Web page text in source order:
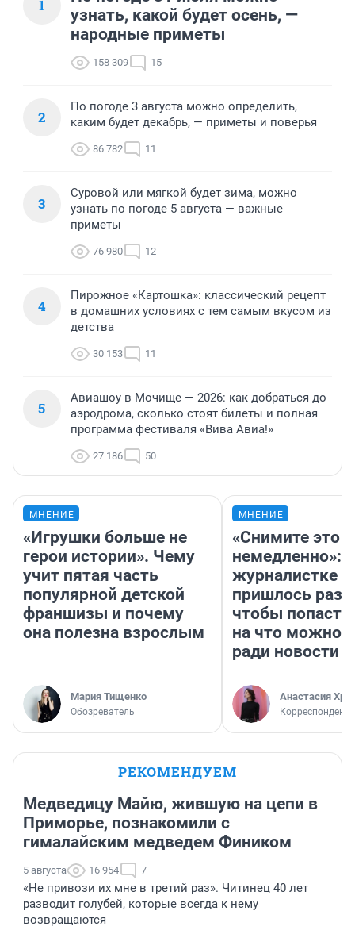
1
узнать, какой будет осень, —
народные приметы
158 309 15
2
По погоде 3 августа можно определить,
каким будет декабрь, — приметы и поверья
86 782 11
3
Суровой или мягкой будет зима, можно
узнать по погоде 5 августа — важные
приметы
76 980 12
4
Пирожное «Картошка»: классический рецепт
в домашних условиях с тем самым вкусом из
детства
30 153 11
5
Авиашоу в Мочище — 2026: как добраться до
аэродрома, сколько стоят билеты и полная
программа фестиваля «Вива Авиа!»
27 186 50
МНЕНИЕ
«Игрушки больше не
герои истории». Чему
учит пятая часть
популярной детской
франшизы и почему
она полезна взрослым
Мария Тищенко
Обозреватель
МНЕНИЕ
«Снимите это
немедленно»:
журналистке
пришлось
чтобы попасть
на что можно
ради новости
Анастасия
Корреспондент
РЕКОМЕНДУЕМ
Медведицу Майю, жившую на цепи в
Приморье, познакомили с
гималайским медведем Фиником
5 августа 16 954 7
«Не привози их мне в третий раз». Читинец 40 лет
разводит голубей, которые всегда к нему
возвращаются